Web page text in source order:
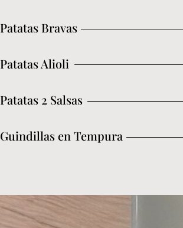
Patatas Bravas
Patatas Alioli
Patatas 2 Salsas
Guindillas en Tempura